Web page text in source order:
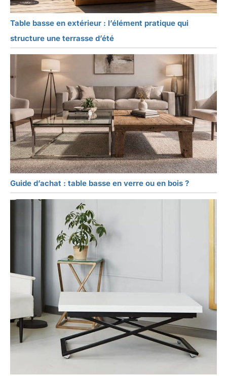
Table basse en extérieur : l’élément pratique qui
structure une terrasse d’été
Guide d’achat : table basse en verre ou en bois ?